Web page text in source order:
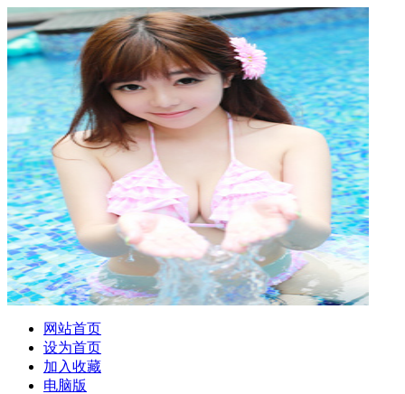
网站首页
设为首页
加入收藏
电脑版